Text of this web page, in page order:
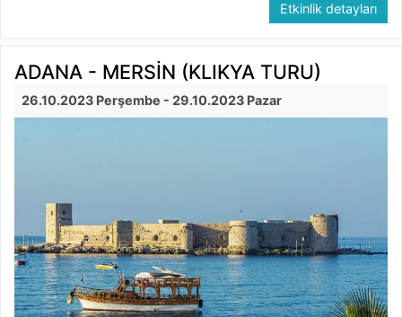
Etkinlik detayları
ADANA - MERSİN (KLIKYA TURU)
26.10.2023 Perşembe - 29.10.2023 Pazar